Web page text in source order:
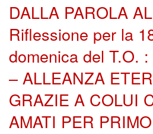
Catechesi
Liturgia
Carità
Canale YouTutube
DALLA PAROLA
Riflessione per la
domenica del T.O.
– ALLEANZA
GRAZIE A COLUI
AMATI PER PRIMO